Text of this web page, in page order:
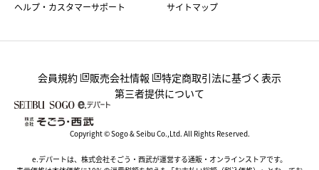
ヘルプ・カスタマーサポート サイトマップ
会員規約 販売会社情報
特定商取引法に基づく表示
第三者提供について
Copyright © Sogo & Seibu Co.,Ltd. All Rights Reserved.
e.デパートは、株式会社そごう・西武が運営する通販・オンラインストアです。